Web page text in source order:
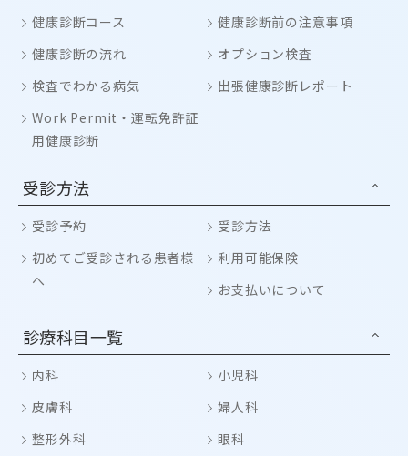
健康診断コース
健康診断前の注意事項
健康診断の流れ
オプション検査
検査でわかる病気
出張健康診断レポート
Work Permit・運転免許証
用健康診断
受診方法
受診予約
受診方法
初めてご受診される患者様
へ
利用可能保険
お支払いについて
診療科目一覧
内科
小児科
皮膚科
婦人科
整形外科
眼科